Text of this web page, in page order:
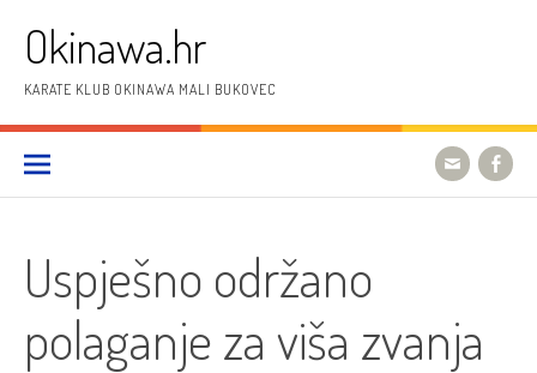
sadržajOkinawa.hr
KARATE KLUB OKINAWA MALI BUKOVEC
Uspješno održano
polaganje za viša zvanja